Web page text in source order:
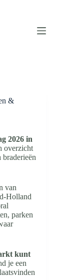
&
2026 in
overzicht
van
Holland
parken
kunt
je een